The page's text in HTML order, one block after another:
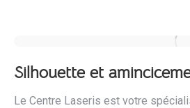
Silhouette et
Le Centre Laseris est votre